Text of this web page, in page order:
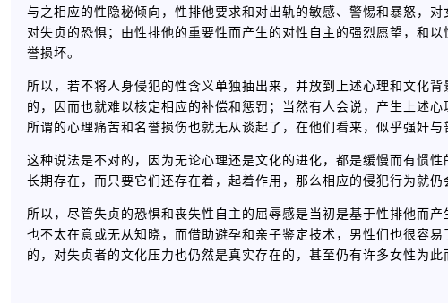
与之相应的性隐秘倾向，性排他要求和对出轨的敏感、警惕和暴怒，
对失贞的恐惧；由性排他的重要性而产生的对性自主的强烈愿望，和
誉损坏。
所以，若不将人身侵犯的性含义单独抽出来，并放到上述心理和文化
的，因而也就难以核定相应的补偿和惩罚；当然有人会说，产生上述
所谓的心理痛苦和名誉损伤也就无从谈起了，在他们看来，似乎强奸
这种说法是不对的，因为无论心理还是文化的进化，都是缓慢而有惯
长期存在，而只要它们还存在着，起着作用，那么相应的侵犯行为就仍
所以，尽管失贞的恐惧和丧失性自主的屈辱感是当初是基于性排他而
也不太在意或无从知晓，而借助避孕和亲子鉴定技术，男性们也很容
的，对失贞者的文化压力也仍然是真实存在的，甚至仍有许多女性为此